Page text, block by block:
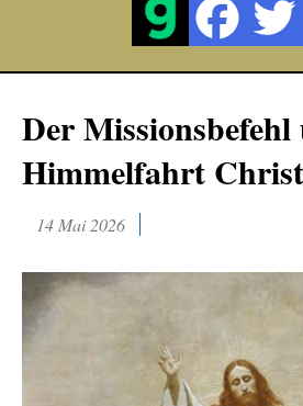
Der
Himmelfahrt
14 Mai 2026